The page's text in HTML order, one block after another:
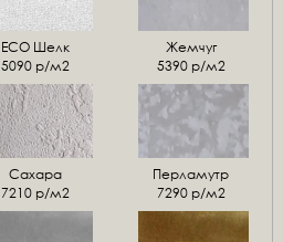
ЕСО Шелк
5090 р/м2
Жемчуг
5390 р/м2
Сахара
7210 р/м2
Перламутр
7290 р/м2